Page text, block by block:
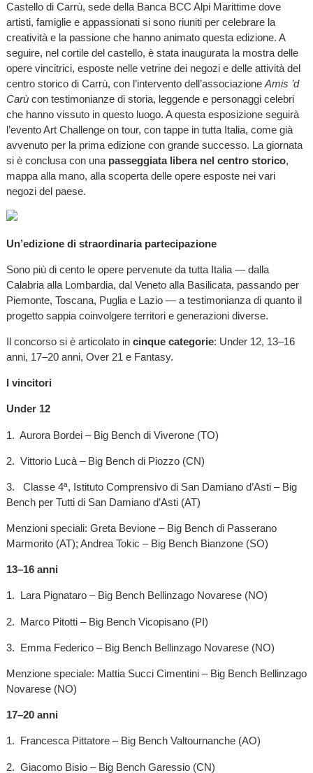
Castello di Carrù, sede della Banca BCC Alpi Marittime dove
artisti, famiglie e appassionati si sono riuniti per celebrare la
creatività e la passione che hanno animato questa edizione. A
seguire, nel cortile del castello, è stata inaugurata la mostra delle
opere vincitrici, esposte nelle vetrine dei negozi e delle attività del
centro storico di Carrù, con l’intervento dell’associazione Amis ’d
Carù con testimonianze di storia, leggende e personaggi celebri
che hanno vissuto in questo luogo. A questa esposizione seguirà
l’evento Art Challenge on tour, con tappe in tutta Italia, come già
avvenuto per la prima edizione con grande successo. La giornata
si è conclusa con una passeggiata libera nel centro storico,
mappa alla mano, alla scoperta delle opere esposte nei vari
negozi del paese.
Un’edizione di straordinaria partecipazione
Sono più di cento le opere pervenute da tutta Italia — dalla
Calabria alla Lombardia, dal Veneto alla Basilicata, passando per
Piemonte, Toscana, Puglia e Lazio — a testimonianza di quanto il
progetto sappia coinvolgere territori e generazioni diverse.
Il concorso si è articolato in cinque categorie: Under 12, 13–16
anni, 17–20 anni, Over 21 e Fantasy.
I vincitori
Under 12
1. Aurora Bordei – Big Bench di Viverone (TO)
2. Vittorio Lucà – Big Bench di Piozzo (CN)
3. Classe 4ª, Istituto Comprensivo di San Damiano d’Asti – Big
Bench per Tutti di San Damiano d’Asti (AT)
Menzioni speciali: Greta Bevione – Big Bench di Passerano
Marmorito (AT); Andrea Tokic – Big Bench Bianzone (SO)
13–16 anni
1. Lara Pignataro – Big Bench Bellinzago Novarese (NO)
2. Marco Pitotti – Big Bench Vicopisano (PI)
3. Emma Federico – Big Bench Bellinzago Novarese (NO)
Menzione speciale: Mattia Succi Cimentini – Big Bench Bellinzago
Novarese (NO)
17–20 anni
1. Francesca Pittatore – Big Bench Valtournanche (AO)
2. Giacomo Bisio – Big Bench Garessio (CN)